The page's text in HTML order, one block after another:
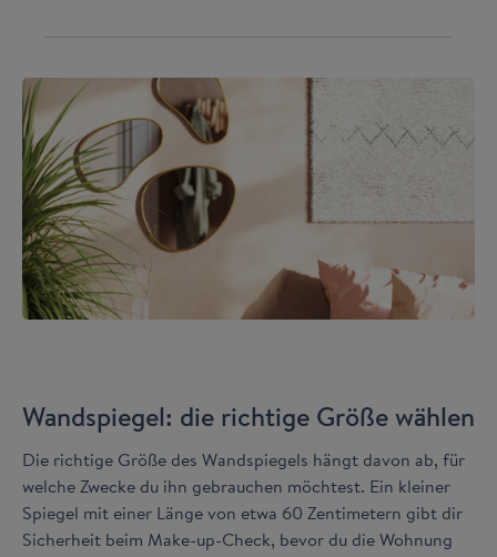
Wandspiegel: die richtige Größe wählen
Die richtige Größe des Wandspiegels hängt davon ab, für
welche Zwecke du ihn gebrauchen möchtest. Ein kleiner
Spiegel mit einer Länge von etwa 60 Zentimetern gibt dir
Sicherheit beim Make-up-Check, bevor du die Wohnung